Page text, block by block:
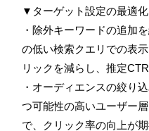
▼ターゲット設定の最適化
・除外キーワードの追加
の低い検索クエリでの表
リックを減らし、推定
・オーディエンスの絞り
つ可能性の高いユーザー
で、クリック率の向上が期